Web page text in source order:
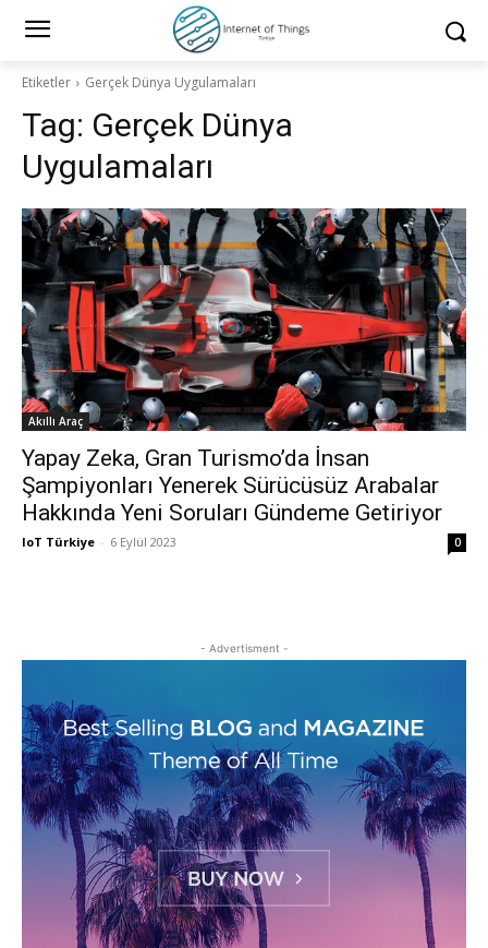
Etiketler Gerçek Dünya Uygulamaları
Tag: Gerçek Dünya
Uygulamaları
Akıllı Araç
Yapay Zeka, Gran Turismo’da İnsan
Şampiyonları Yenerek Sürücüsüz Arabalar
Hakkında Yeni Soruları Gündeme Getiriyor
IoT Türkiye - 6 Eylül 2023 0
- Advertisment -